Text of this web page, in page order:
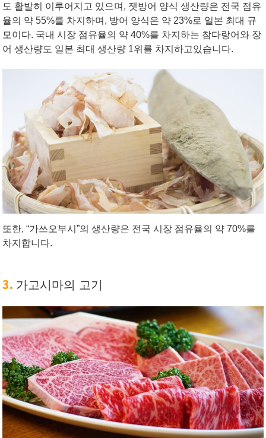
도 활발히 이루어지고 있으며, 잿방어 양식 생산량은 전국 점유
율의 약 55%를 차지하며, 방어 양식은 약 23%로 일본 최대 규
모이다. 국내 시장 점유율의 약 40%를 차지하는 참다랑어와 장
어 생산량도 일본 최대 생산량 1위를 차지하고있습니다.
또한, “가쓰오부시”의 생산량은 전국 시장 점유율의 약 70%를
차지합니다.
3. 가고시마의 고기